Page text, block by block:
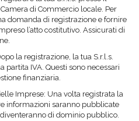
di Commercio locale. Per
domanda di registrazione e fornire
l’atto costitutivo. Assicurati di
la registrazione, la tua S.r.l.s.
partita IVA. Questi sono necessari
finanziaria.
Imprese: Una volta registrata la
informazioni saranno pubblicate
di dominio pubblico.